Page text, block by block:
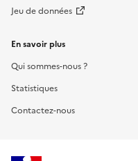
Jeu de données
En savoir plus
Qui sommes-nous ?
Statistiques
Contactez-nous